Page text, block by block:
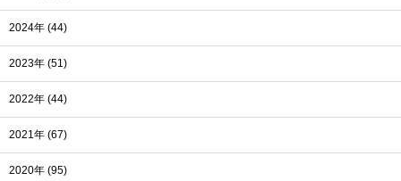
2024年 (44)
2023年 (51)
2022年 (44)
2021年 (67)
2020年 (95)